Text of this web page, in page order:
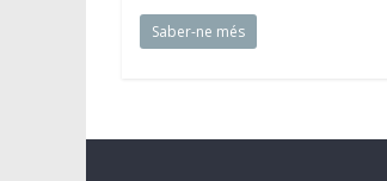
Saber-ne més